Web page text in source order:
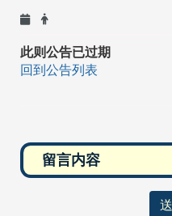
此则公告已过期
回到公告列表